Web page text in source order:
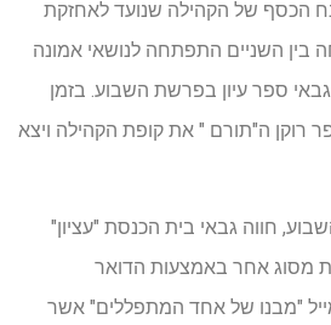
הכסף של הקהילה שנועד לאחזקת
בין השניים התפתחה לנושאי אמונה
ספר עיון בפרשת השבוע. בזמן
רוקן ה"תורם " את קופת הקהילה ויצא
חווה גבאי בית הכנסת "עציון"
מסוג אחר באמצעות הדואר
"מבנו של אחד המתפללים" אשר